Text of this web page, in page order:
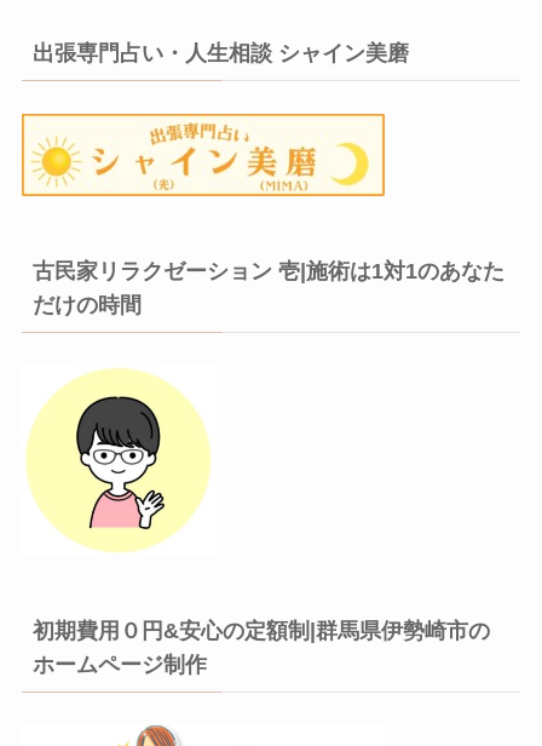
出張専門占い・人生相談 シャイン美磨
古民家リラクゼーション 壱|施術は1対1のあなた
だけの時間
初期費用０円&安心の定額制|群馬県伊勢崎市の
ホームページ制作